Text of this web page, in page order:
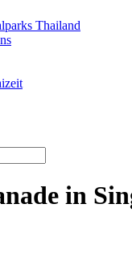
Thailand
in